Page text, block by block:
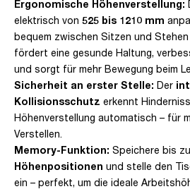
Ergonomische Höhenverstellung:
elektrisch von 525 bis 1210 mm
bequem zwischen Sitzen und
fördert eine gesunde Haltung,
und sorgt für mehr Bewegung beim
Sicherheit an erster Stelle: Der
Kollisionsschutz erkennt
Höhenverstellung automatisch – für
Verstellen.
Memory-Funktion: Speichere bis zu
Höhenpositionen und stelle den
ein – perfekt, um die ideale